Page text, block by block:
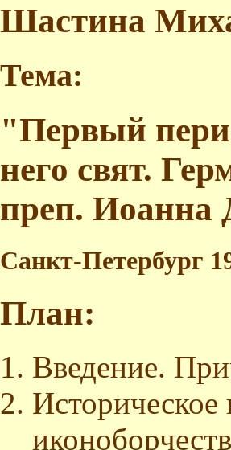
Шастина
Тема:
"Первый
него свят.
преп. Иоанна
Санкт-Петербург
План:
Введение.
Историческое